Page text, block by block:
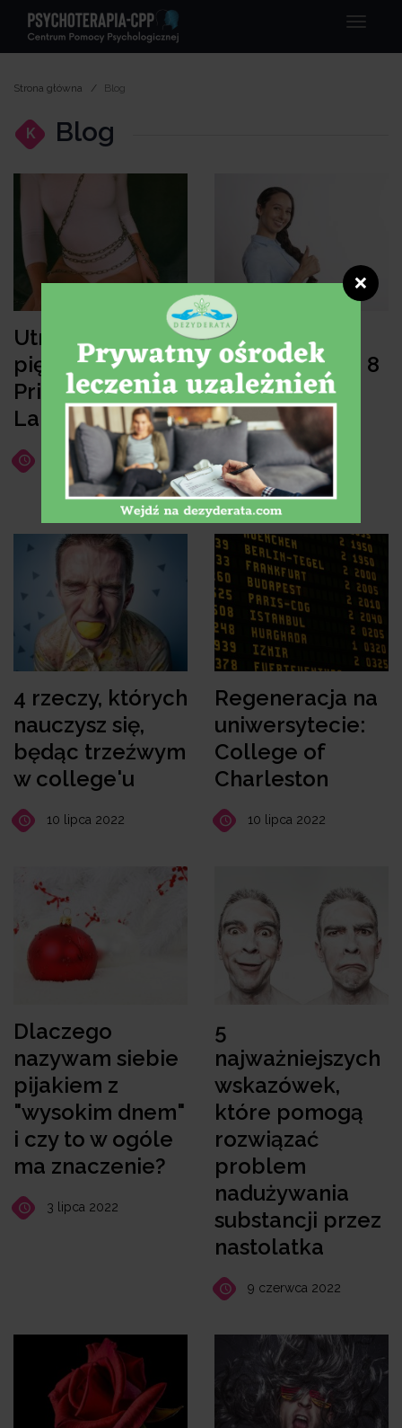
Menu
Strona główna Blog
K Blog
Utrwalanie
piętna: Od
Prince'a do
Lamara
14 lipca 2022
Czy jestem
uzależniony? - 8
pytań, które
musisz sobie
zadać
10 lipca 2022
4 rzeczy, których
nauczysz się,
będąc trzeźwym
w college'u
10 lipca 2022
Regeneracja na
uniwersytecie:
College of
Charleston
10 lipca 2022
Dlaczego
nazywam siebie
pijakiem z
"wysokim dnem"
i czy to w ogóle
ma znaczenie?
3 lipca 2022
5
najważniejszych
wskazówek,
które pomogą
rozwiązać
problem
nadużywania
substancji przez
nastolatka
9 czerwca 2022
❌